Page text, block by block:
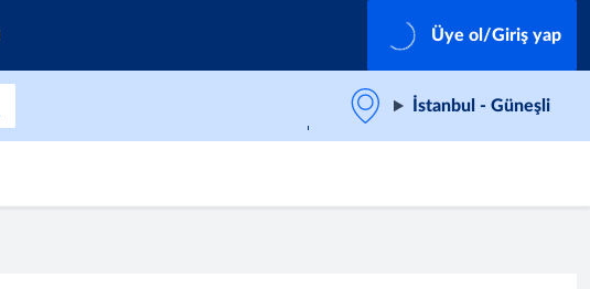
Üye ol/Giriş yap
İstanbul - Güneşli